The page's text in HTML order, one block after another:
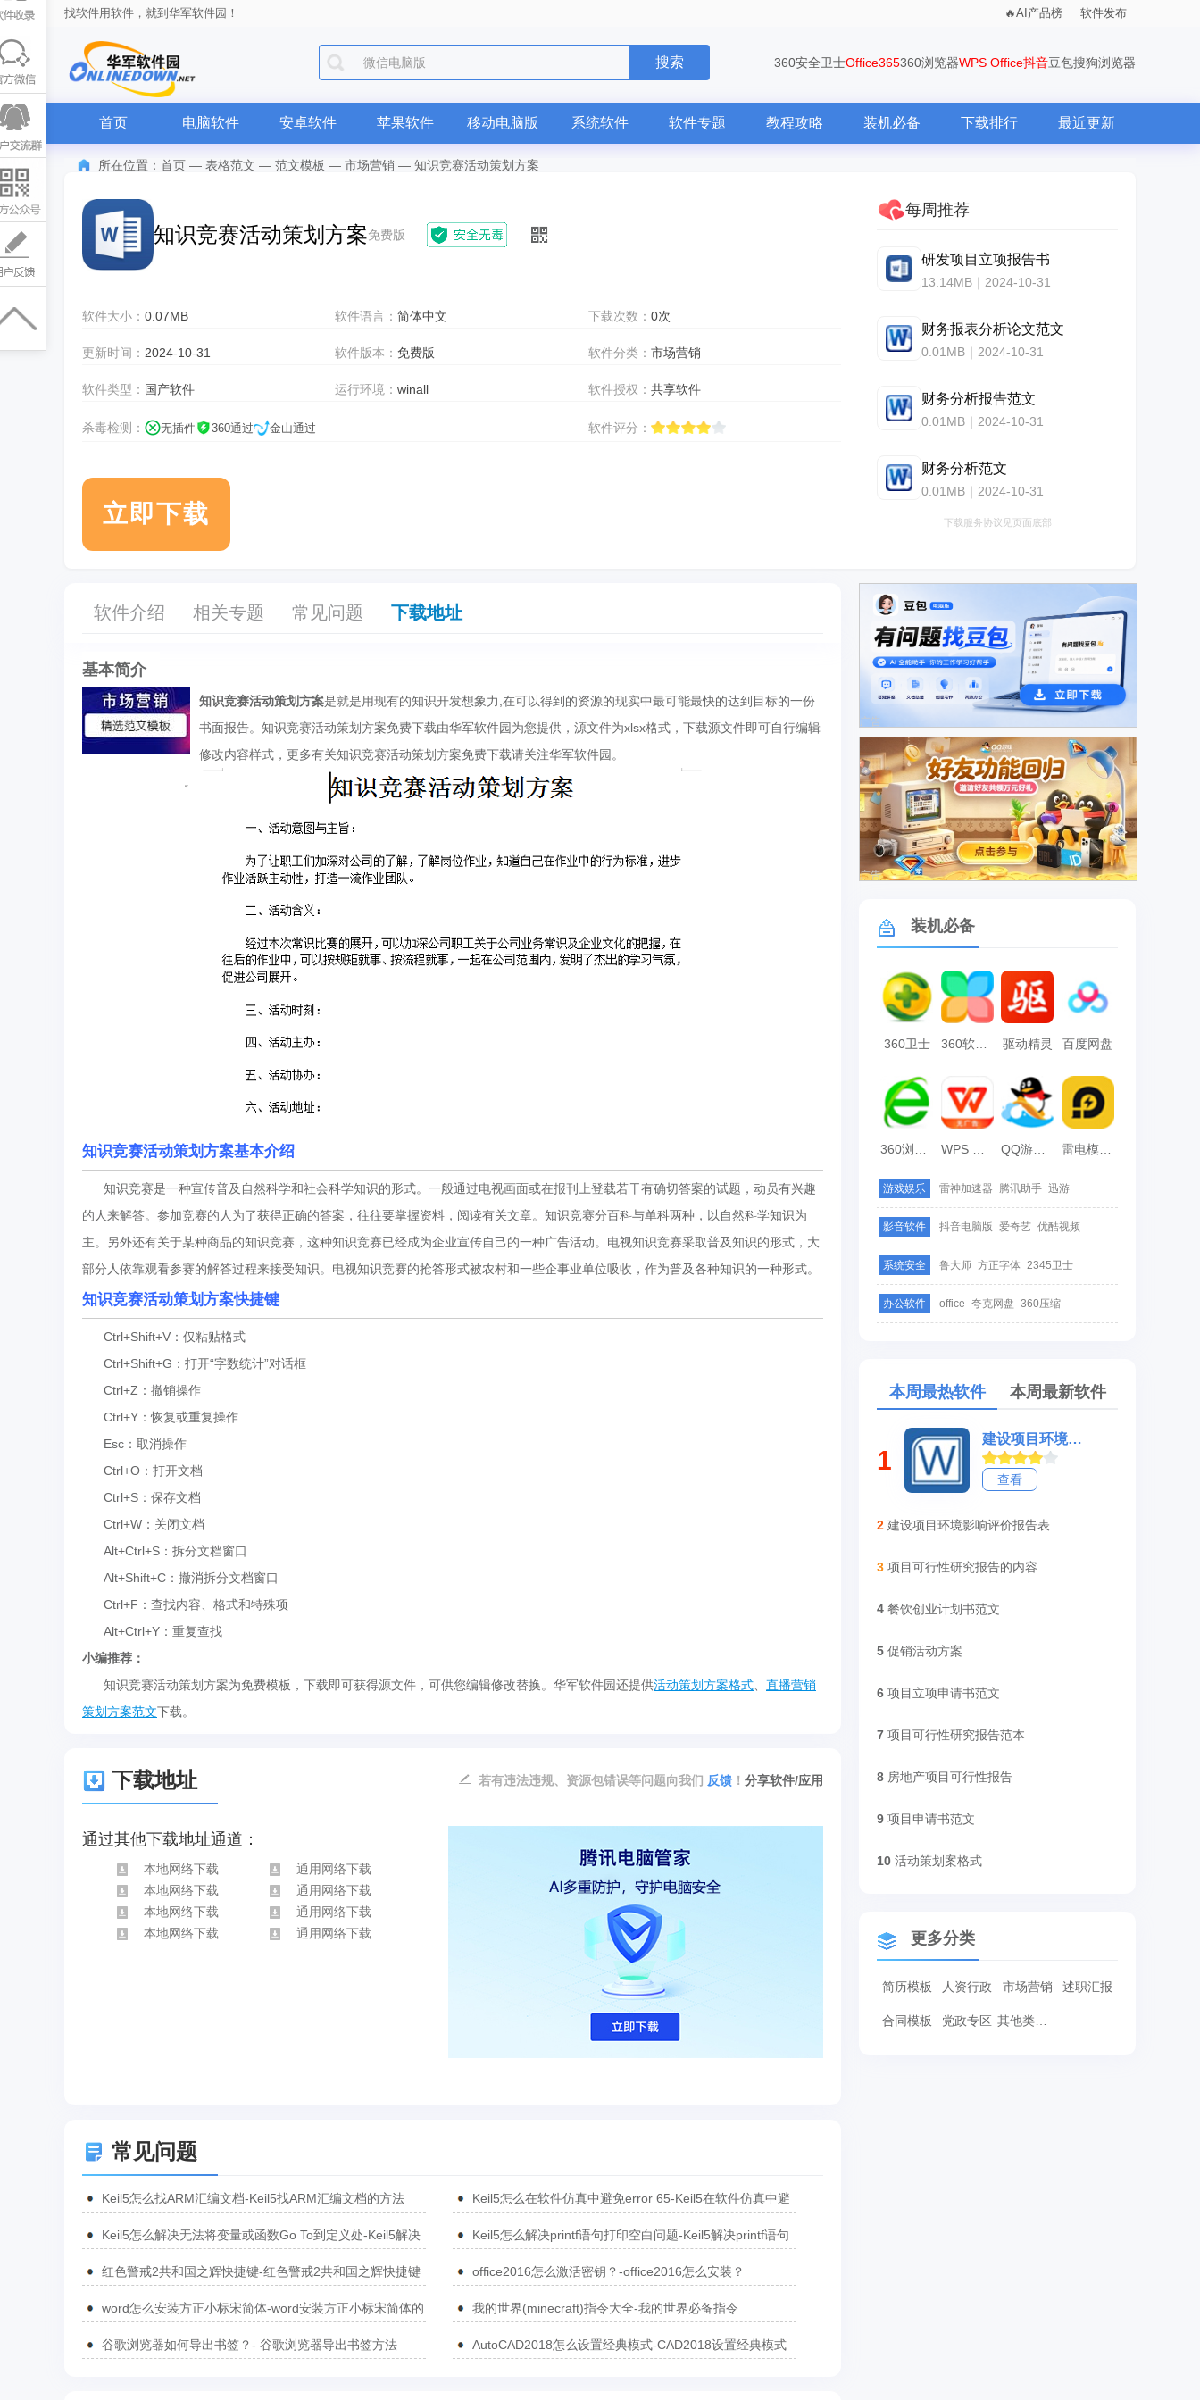
找软件用软件，就到华军软件园！ AI产品榜 软件发布
QQ 搜索 360安全卫士Office365360浏览器WPS Office抖音豆包搜狗浏览器
首页 电脑软件 安卓软件 苹果软件 移动电脑版 系统软件 软件专题 教程攻略 装机必备 下载排行 最近更新
所在位置： 首页 — 表格范文 — 范文模板 — 市场营销 — 知识竞赛活动策划方案
知识竞赛活动策划方案免费版
软件大小： 0.07MB 软件语言：简体中文 下载次数： 0次
更新时间： 2024-10-31 软件版本：免费版 软件分类： 市场营销
软件类型： 国产软件 运行环境：winall 软件授权： 共享软件
杀毒检测： 无插件 360通过 金山通过 软件评分：
立即下载
每周推荐
研发项目立项报告书
13.14MB｜2024-10-31
财务报表分析论文范文
0.01MB｜2024-10-31
财务分析报告范文
0.01MB｜2024-10-31
财务分析范文
0.01MB｜2024-10-31
下载服务协议见页面底部
软件介绍 相关专题 常见问题 下载地址
基本简介
知识竞赛活动策划方案是就是用现有的知识开发想象力,在可以得到的资源的现实中最可能最快的达到目标的一份
书面报告。知识竞赛活动策划方案免费下载由华军软件园为您提供，源文件为xlsx格式，下载源文件即可自行编辑
修改内容样式，更多有关知识竞赛活动策划方案免费下载请关注华军软件园。
知识竞赛活动策划方案基本介绍
知识竞赛是一种宣传普及自然科学和社会科学知识的形式。一般通过电视画面或在报刊上登载若干有确切答案的试题，动员有兴趣
的人来解答。参加竞赛的人为了获得正确的答案，往往要掌握资料，阅读有关文章。知识竞赛分百科与单科两种，以自然科学知识为
主。另外还有关于某种商品的知识竞赛，这种知识竞赛已经成为企业宣传自己的一种广告活动。电视知识竞赛采取普及知识的形式，大
部分人依靠观看参赛的解答过程来接受知识。电视知识竞赛的抢答形式被农村和一些企事业单位吸收，作为普及各种知识的一种形式。
知识竞赛活动策划方案快捷键
Ctrl+Shift+V：仅粘贴格式
Ctrl+Shift+G：打开“字数统计”对话框
Ctrl+Z：撤销操作
Ctrl+Y：恢复或重复操作
Esc：取消操作
Ctrl+O：打开文档
Ctrl+S：保存文档
Ctrl+W：关闭文档
Alt+Ctrl+S：拆分文档窗口
Alt+Shift+C：撤消拆分文档窗口
Ctrl+F：查找内容、格式和特殊项
Alt+Ctrl+Y：重复查找
小编推荐：
知识竞赛活动策划方案为免费模板，下载即可获得源文件，可供您编辑修改替换。华军软件园还提供活动策划方案格式
直播营销
策划方案范文下载。
下载地址 分享软件/应用
若有违法违规、资源包错误等问题向我们 反馈 ！
通过其他下载地址通道：
本地网络下载
通用网络下载
本地网络下载
通用网络下载
本地网络下载
通用网络下载
本地网络下载
通用网络下载
常见问题
Keil5怎么找ARM汇编文档-Keil5找ARM汇编文档的方法
Keil5怎么在软件仿真中避免error 65-Keil5在软件仿真中避
Keil5怎么解决无法将变量或函数Go To到定义处-Keil5解决
Keil5怎么解决printf语句打印空白问题-Keil5解决printf语句
红色警戒2共和国之辉快捷键-红色警戒2共和国之辉快捷键
office2016怎么激活密钥？-office2016怎么安装？
word怎么安装方正小标宋简体-word安装方正小标宋简体的
我的世界(minecraft)指令大全-我的世界必备指令
谷歌浏览器如何导出书签？- 谷歌浏览器导出书签方法
AutoCAD2018怎么设置经典模式-CAD2018设置经典模式
广告
广告
装机必备
360卫士 360软件管家 驱动精灵 百度网盘
雷电模拟器
游戏娱乐 雷神加速器 腾讯助手 迅游
影音软件 抖音电脑版 爱奇艺 优酷视频
系统安全 鲁大师 方正字体 2345卫士
办公软件 office 夸克网盘 360压缩
本周最热软件 本周最新软件
1
建设项目环境影响报告书
查看
2 建设项目环境影响评价报告表
3 项目可行性研究报告的内容
4 餐饮创业计划书范文
5 促销活动方案
6 项目立项申请书范文
7 项目可行性研究报告范本
8 房地产项目可行性报告
9 项目申请书范文
10 活动策划案格式
更多分类
简历模板 人资行政 市场营销 述职汇报
合同模板 党政专区